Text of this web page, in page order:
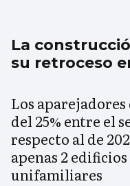
La
su retroceso
Los
del 25% entre el
respecto al de
apenas 2
unifamiliares